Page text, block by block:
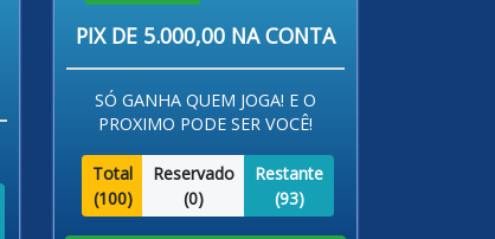
PIX DE 5.000,00 NA CONTA
SÓ GANHA QUEM JOGA! E O
PROXIMO PODE SER VOCÊ!
Total
(100)
Reservado
(0)
Restante
(93)